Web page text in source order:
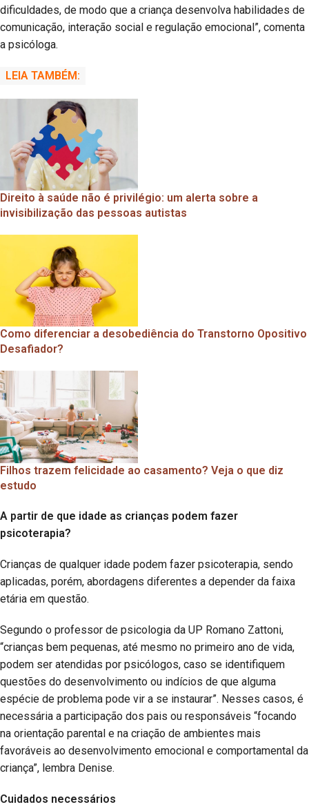
dificuldades, de modo que a criança desenvolva habilidades de
comunicação, interação social e regulação emocional”, comenta
a psicóloga.
LEIA TAMBÉM:
Direito à saúde não é privilégio: um alerta sobre a
invisibilização das pessoas autistas
Como diferenciar a desobediência do Transtorno Opositivo
Desafiador?
Filhos trazem felicidade ao casamento? Veja o que diz
estudo
A partir de que idade as crianças podem fazer
psicoterapia?
Crianças de qualquer idade podem fazer psicoterapia, sendo
aplicadas, porém, abordagens diferentes a depender da faixa
etária em questão.
Segundo o professor de psicologia da UP Romano Zattoni,
“crianças bem pequenas, até mesmo no primeiro ano de vida,
podem ser atendidas por psicólogos, caso se identifiquem
questões do desenvolvimento ou indícios de que alguma
espécie de problema pode vir a se instaurar”. Nesses casos, é
necessária a participação dos pais ou responsáveis “focando
na orientação parental e na criação de ambientes mais
favoráveis ao desenvolvimento emocional e comportamental da
criança”, lembra Denise.
Cuidados necessários